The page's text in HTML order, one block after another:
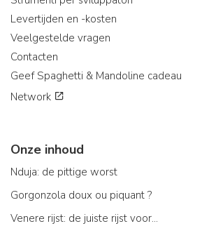
Levertijden en -kosten
Veelgestelde vragen
Contacten
Geef Spaghetti & Mandoline cadeau
Network
Onze inhoud
Nduja: de pittige worst
Gorgonzola doux ou piquant ?
Venere rijst: de juiste rijst voor...